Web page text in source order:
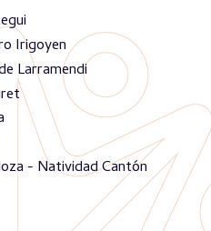
Irigoyen
Larramendi
- Natividad Cantón